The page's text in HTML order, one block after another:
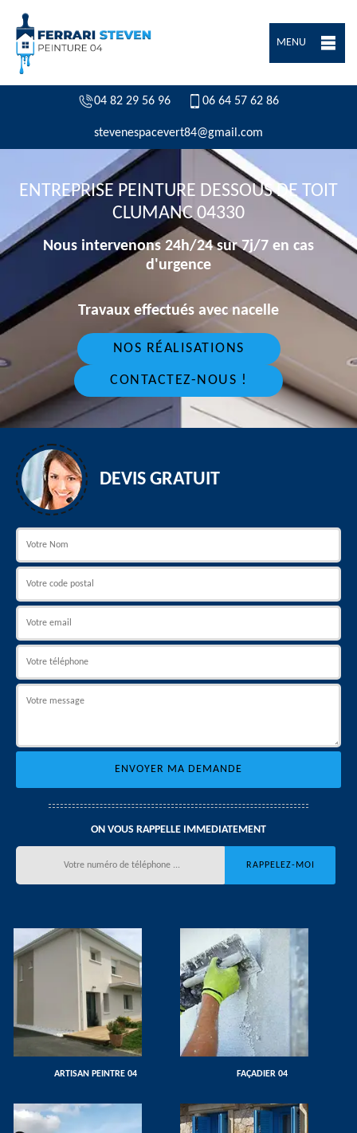
MENU
04 82 29 56 96 06 64 57 62 86
stevenespacevert84@gmail.com
ENTREPRISE PEINTURE DESSOUS DE TOIT
CLUMANC 04330
Nous intervenons 24h/24 sur 7j/7 en cas
d'urgence
Travaux effectués avec nacelle
NOS RÉALISATIONS
CONTACTEZ-NOUS !
DEVIS GRATUIT
ON VOUS RAPPELLE IMMEDIATEMENT
ARTISAN PEINTRE 04 FAÇADIER 04